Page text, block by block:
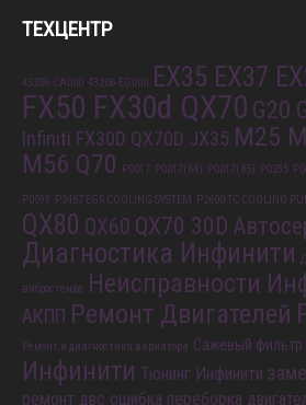
ТЕХЦЕНТР
43206-CA000 43206-EG000 EX35 EX37
FX50 FX30d QX70 G20
Infiniti FX30D QX70D
M25
M56 Q70
P0599 P2457 EGR COOLING SYSTEM P2600 TC COOLING
QX80 QX60QX70 30D
Диагностика Инфинити
вибростенде Неисправности
Ремонт Двигателей
Ремонт и диагностика вариатора Сажевый фильтр
Инфинити Тюнинг Инфинити